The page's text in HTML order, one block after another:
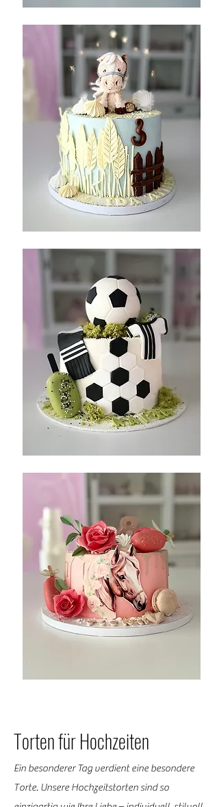
Torten für Hochzeiten
Ein besonderer Tag verdient eine besondere
Torte. Unsere Hochzeitstorten sind so